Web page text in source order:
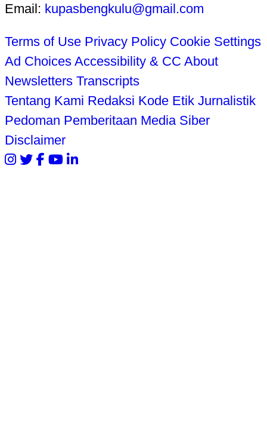
Email: kupasbengkulu@gmail.com
Terms of Use Privacy Policy Cookie Settings
Ad Choices Accessibility & CC About
Newsletters Transcripts
Tentang Kami Redaksi Kode Etik Jurnalistik
Pedoman Pemberitaan Media Siber
Disclaimer